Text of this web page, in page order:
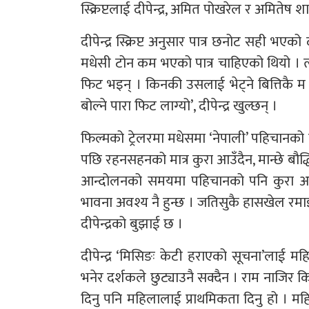
स्क्रिप्टलाई दीपेन्द्र, अमित पोखरेल र
दीपेन्द्र स्क्रिप्ट अनुसार पात्र छनोट सही
मधेसी टोन कम भएको पात्र चाहिएको थियो ।
फिट भइन् । किनकी उसलाई भेट्ने बित्तिकै म
बोल्ने पारा फिट लाग्यो’, दीपेन्द्र खुल्छन् ।
फिल्मको ट्रेलरमा मधेसमा ‘नेपाली’
पछि रहनसहनको मात्र कुरा आउँदैन, मान्छे
आन्दोलनको समयमा पहिचानको पनि कुरा
भावना अवश्य नै हुन्छ । जतिसुकै हासखेल
दीपेन्द्रको बुझाई छ ।
दीपेन्द्र ‘मिसिङः केटी हराएको सूचना’लाई
भनेर दर्शकले छुट्याउनै सक्दैन । राम नाजिर
दिनु पनि महिलालाई प्राथमिकता दिनु हो ।